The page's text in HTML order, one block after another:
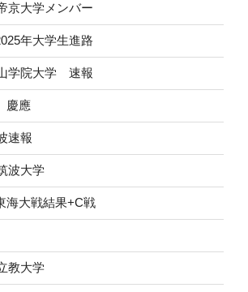
大学メンバー
年大学生進路
学院大学 速報
慶應
速報
波大学
海大戦結果+C戦
教大学